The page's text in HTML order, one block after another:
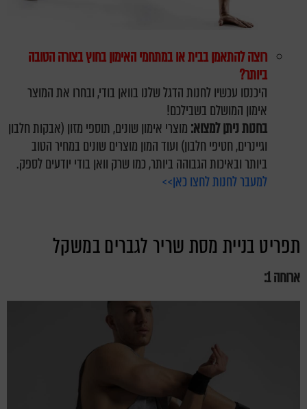
רוצה להתאמן בבית או במתחמי האימון בחוץ בצורה הטובה
ביותר?
היכנסו עכשיו לחנות הדגל שלנו בוואן בודי, ובחרו את המוצר
אימון המושלם בשבילכם!
בחנות ניתן למצוא: מוצרי אימון שונים, תוספי מזון (אבקות חלבון
וגיינרים, חטיפי חלבון) ועוד המון מוצרים שונים במחיר הטוב
ביותר ובאיכות הגבוהה ביותר, כמו שרק וואן בודי יודעים לספק.
למעבר לחנות לחצו כאן>>
תפריט בניית מסת שריר לגברים במשקל
ארוחה 1: